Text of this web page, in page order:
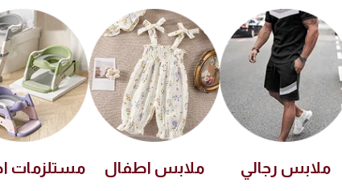
ملابس رجالي ملابس اطفال مستلزمات